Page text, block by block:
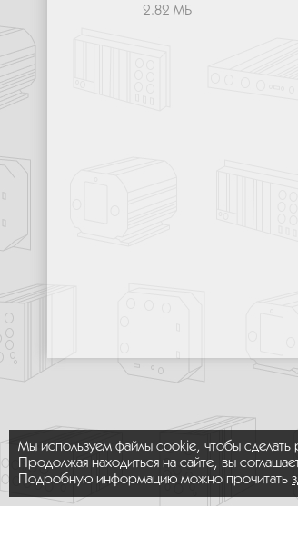
2.82 МБ
Мы используем файлы cookie, чтобы сделать
Продолжая находиться на сайте, вы
Подробную информацию можно прочитать